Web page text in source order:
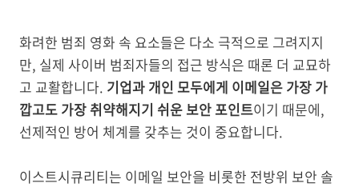
화려한 범죄 영화 속 요소들은 다소 극적으로 그려지지
만, 실제 사이버 범죄자들의 접근 방식은 때론 더 교묘하
고 교활합니다. 기업과 개인 모두에게 이메일은 가장 가
깝고도 가장 취약해지기 쉬운 보안 포인트이기 때문에,
선제적인 방어 체계를 갖추는 것이 중요합니다.
이스트시큐리티는 이메일 보안을 비롯한 전방위 보안 솔